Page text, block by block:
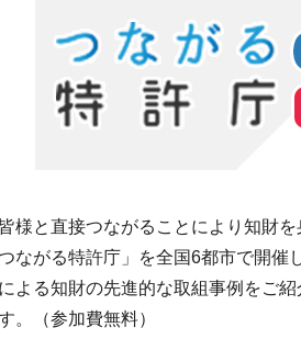
様と直接つながることにより知財
ながる特許庁」を全国6都市で開催
よる知財の先進的な取組事例をご
。（参加費無料）